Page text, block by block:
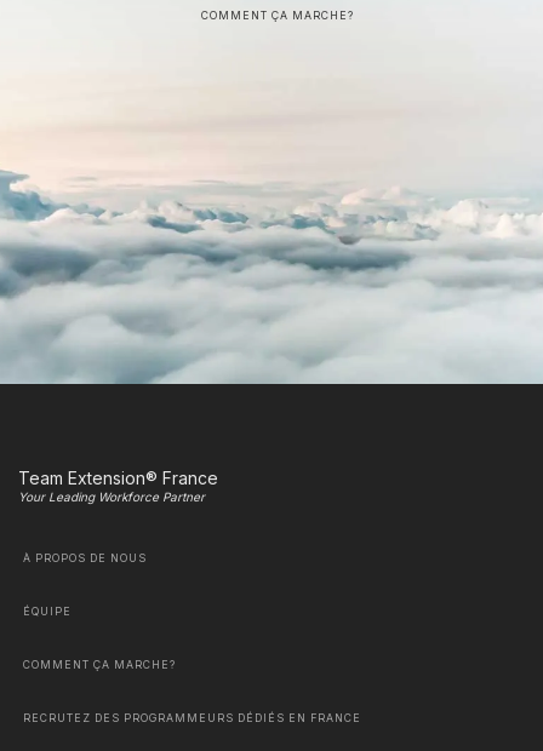
COMMENT ÇA MARCHE?
Team Extension® France
Your Leading Workforce Partner
À PROPOS DE NOUS
ÉQUIPE
COMMENT ÇA MARCHE?
RECRUTEZ DES PROGRAMMEURS DÉDIÉS EN FRANCE